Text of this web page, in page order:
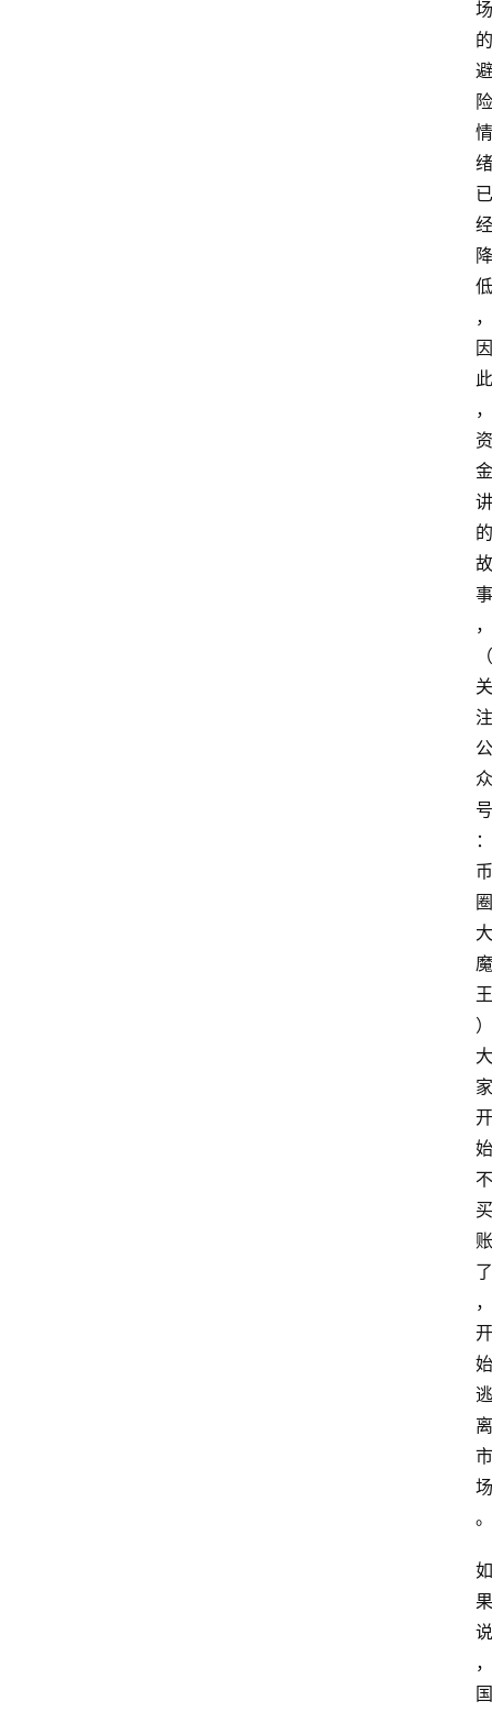
场
的
避
险
情
绪
已
经
降
低
，
因
此
，
资
金
讲
的
故
事
，
（
关
注
公
众
号
：
币
圈
大
魔
王
）
大
家
开
始
不
买
账
了
，
开
始
逃
离
市
场
。
如
果
说
，
国